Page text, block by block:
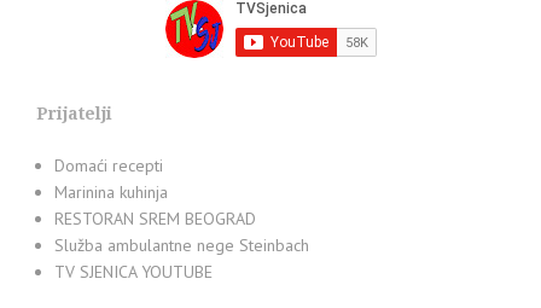
Prijatelji
Domaći recepti
Marinina kuhinja
RESTORAN SREM BEOGRAD
Služba ambulantne nege Steinbach
TV SJENICA YOUTUBE